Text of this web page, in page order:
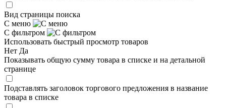
Вид страницы поиска
С меню
С фильтром
Использовать быстрый просмотр товаров
Нет Да
Показывать общую сумму товара в списке и на детальной
странице
Подставлять заголовок торгового предложения в название
товара в списке